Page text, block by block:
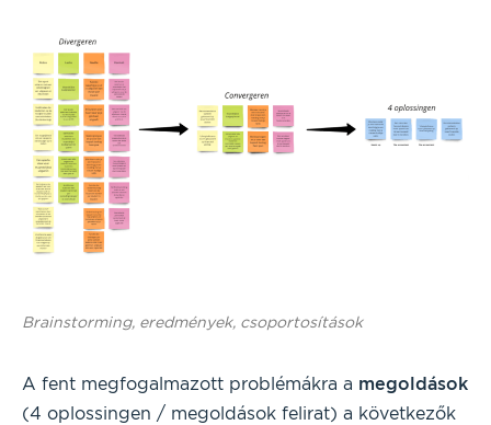
Brainstorming, eredmények, csoportosítások
A fent megfogalmazott problémákra a megoldások
(4 oplossingen / megoldások felirat) a következők